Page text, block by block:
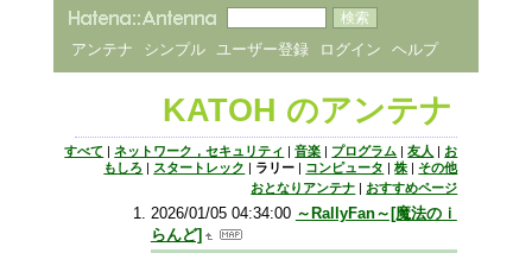
アンテナ シンプル ユーザー登録 ログイン ヘルプ
KATOH のアンテナ
すべて |ネットワーク，セキュリティ |音楽 プログラム |友人
お
もしろ
スタートレック ラリー コンピュータ |株
その他
おとなりアンテナ
おすすめページ
2026/01/05 04:34:00 ～RallyFan～[魔法のｉ
らんど]